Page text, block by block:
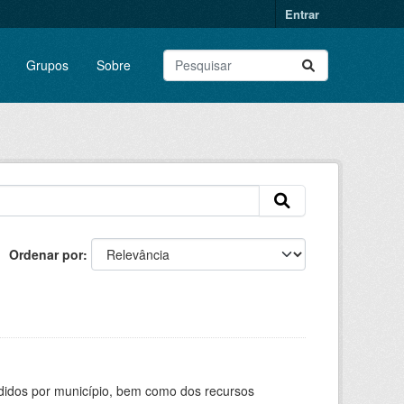
Entrar
Grupos Sobre
Ordenar por
por município, bem como dos recursos